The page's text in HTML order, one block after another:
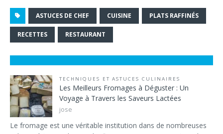
ASTUCES DE CHEF CUISINE PLATS RAFFINÉS
RECETTES RESTAURANT
TECHNIQUES ET ASTUCES CULINAIRES
Les Meilleurs Fromages à Déguster : Un
Voyage à Travers les Saveurs Lactées
jose
Le fromage est une véritable institution dans de nombreuses